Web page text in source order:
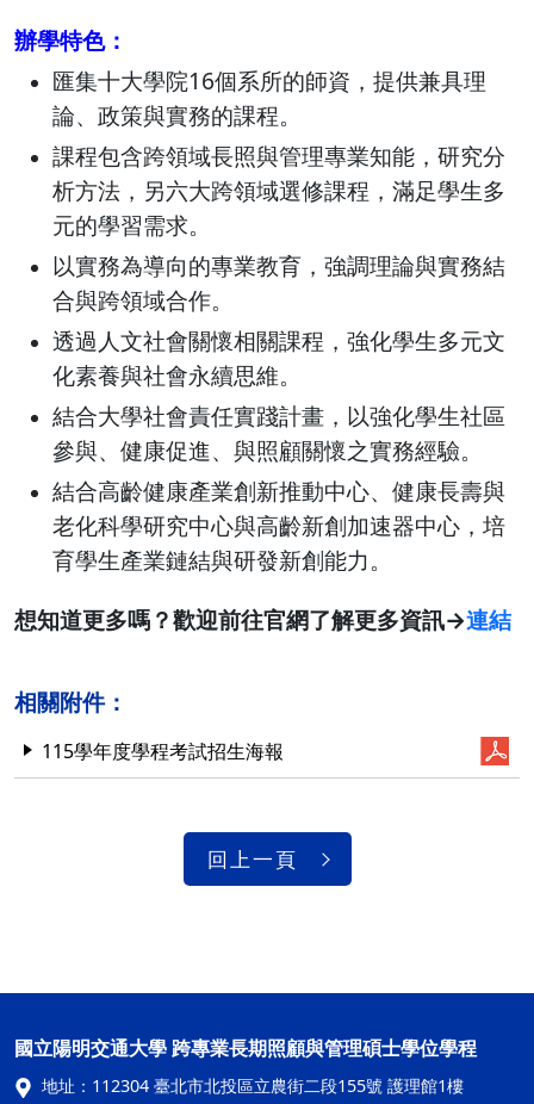
辦學特色：
匯集十大學院16個系所的師資，提供兼具理
論、政策與實務的課程。
課程包含跨領域長照與管理專業知能，研究分
析方法，另六大跨領域選修課程，滿足學生多
元的學習需求。
以實務為導向的專業教育，強調理論與實務結
合與跨領域合作。
透過人文社會關懷相關課程，強化學生多元文
化素養與社會永續思維。
結合大學社會責任實踐計畫，以強化學生社區
參與、健康促進、與照顧關懷之實務經驗。
結合高齡健康產業創新推動中心、健康長壽與
老化科學研究中心與高齡新創加速器中心，培
育學生產業鏈結與研發新創能力。
想知道更多嗎？歡迎前往官網了解更多資訊→連結
相關附件：
115學年度學程考試招生海報
回上一頁
國立陽明交通大學 跨專業長期照顧與管理碩士學位學程
地址： 112304 臺北市北投區立農街二段155號 護理館1樓